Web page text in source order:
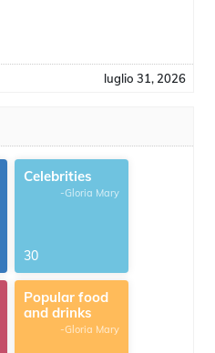
luglio 31, 2026
Celebrities
-Gloria Mary
30
Popular food
and drinks
-Gloria Mary